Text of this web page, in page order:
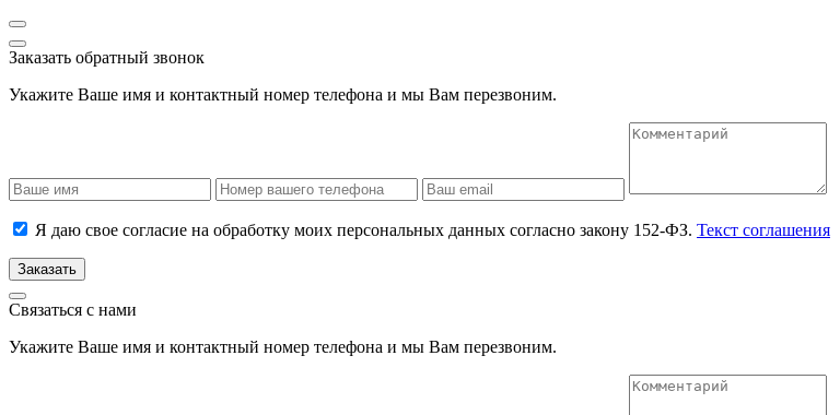
Заказать обратный звонок
Укажите Ваше имя и контактный номер телефона и мы Вам перезвоним.
Я даю свое согласие на обработку моих персональных данных согласно закону 152-ФЗ. Текст соглашения
Заказать
Связаться с нами
Укажите Ваше имя и контактный номер телефона и мы Вам перезвоним.